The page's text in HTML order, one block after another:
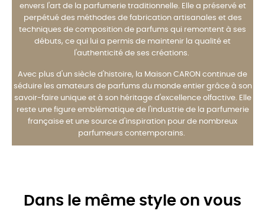
envers l'art de la parfumerie traditionnelle. Elle a préservé et
perpétué des méthodes de fabrication artisanales et des
techniques de composition de parfums qui remontent à ses
débuts, ce qui lui a permis de maintenir la qualité et
l'authenticité de ses créations.
Avec plus d'un siècle d'histoire, la Maison CARON continue de
séduire les amateurs de parfums du monde entier grâce à son
savoir-faire unique et à son héritage d'excellence olfactive. Elle
reste une figure emblématique de l'industrie de la parfumerie
française et une source d'inspiration pour de nombreux
parfumeurs contemporains.
Dans le même style on vous